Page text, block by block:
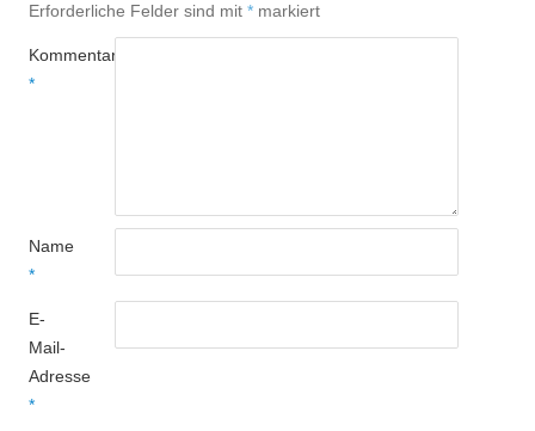
Erforderliche Felder sind mit * markiert
Kommentar
*
Name
*
E-
Mail-
Adresse
*